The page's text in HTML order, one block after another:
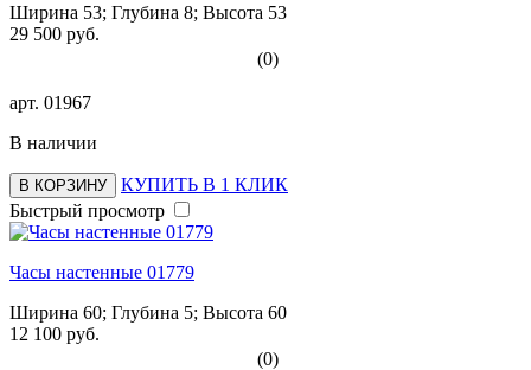
Ширина 53; Глубина 8; Высота 53
29 500 руб.
(0)
арт. 01967
В наличии
В КОРЗИНУ
КУПИТЬ В 1 КЛИК
Быстрый просмотр
Часы настенные 01779
Ширина 60; Глубина 5; Высота 60
12 100 руб.
(0)